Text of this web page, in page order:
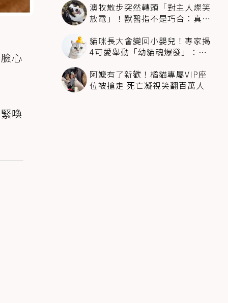
心
喚
澳牧散步突然轉頭「對主人燦笑
放電」！獸醫指不是巧合：真相
貓咪長大會變回小嬰兒！專家揭
4可愛舉動「幼貓魂爆發」：本
阿嬤有了新歡！橘貓專屬VIP座
位被搶走 死亡凝視笑翻百萬人